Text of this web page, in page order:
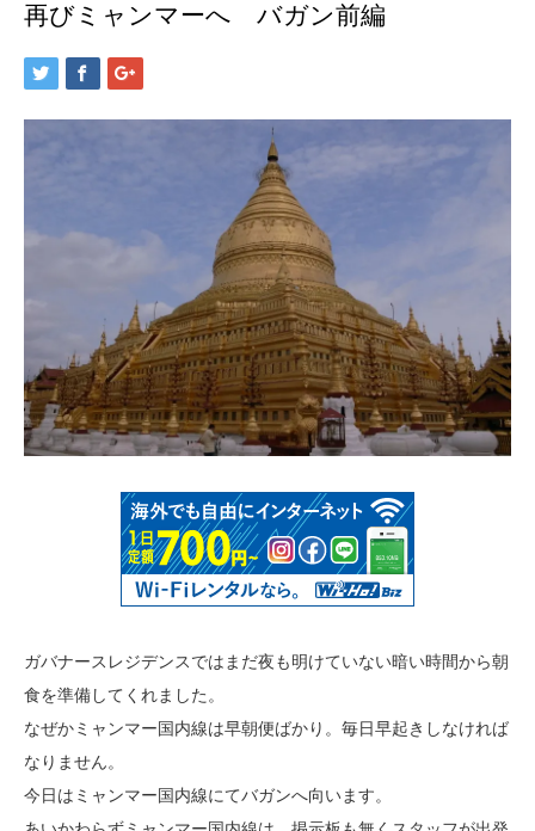
再びミャンマーへ バガン前編
ガバナースレジデンスではまだ夜も明けていない暗い時間から朝
食を準備してくれました。
なぜかミャンマー国内線は早朝便ばかり。毎日早起きしなければ
なりません。
今日はミャンマー国内線にてバガンへ向います。